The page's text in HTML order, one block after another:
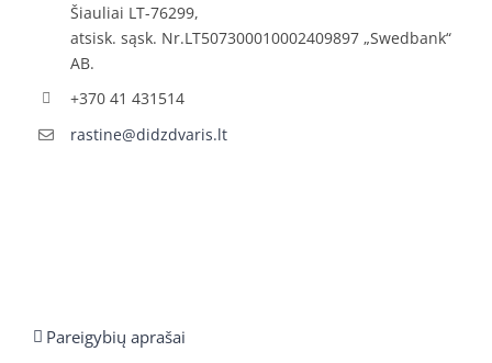
Šiauliai LT-76299,
atsisk. sąsk. Nr.LT507300010002409897 „Swedbank“
AB.
+370 41 431514
rastine@didzdvaris.lt
Pareigybių aprašai